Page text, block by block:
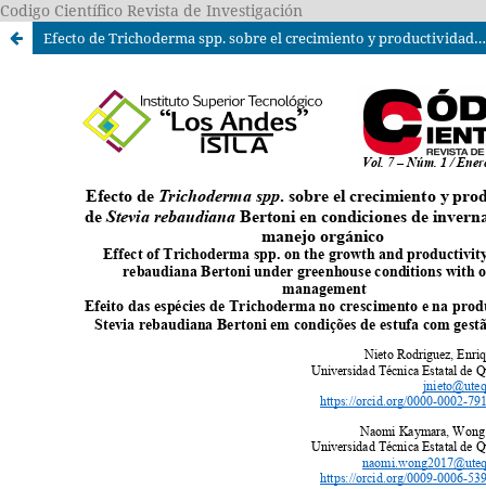
Codigo Científico Revista de Investigación
Efecto de Trichoderma spp. sobre el crecimiento y productividad de Stevia rebaudiana Bertoni en condiciones de invernadero bajo manejo orgánico